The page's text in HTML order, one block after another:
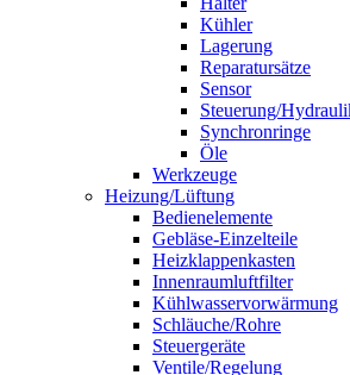
Kühler
Lagerung
Reparatursätze
Sensor
Steuerung/
Synchronringe
Öle
Werkzeuge
Heizung/Lüftung
Bedienelemente
Gebläse-Einzelteile
Heizklappenkasten
Innenraumluftfilter
Kühlwasservorwärmung
Schläuche/Rohre
Steuergeräte
Ventile/Regelung